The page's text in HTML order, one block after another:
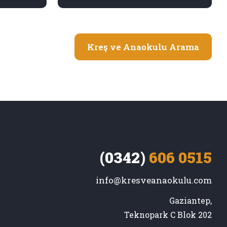
Kreş ve Anaokulu Arama
(0342) 606 0515
info@kresveanaokulu.com
Gaziantep,
Teknopark C Blok 202